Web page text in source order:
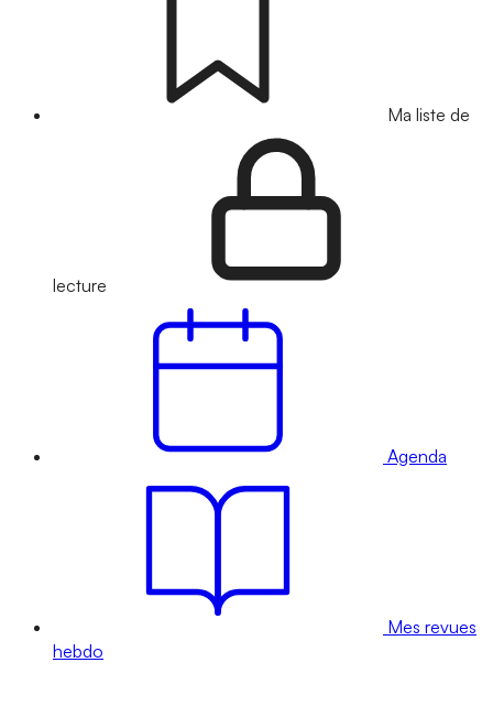
Ma liste de
lecture
Agenda
Mes revues
hebdo